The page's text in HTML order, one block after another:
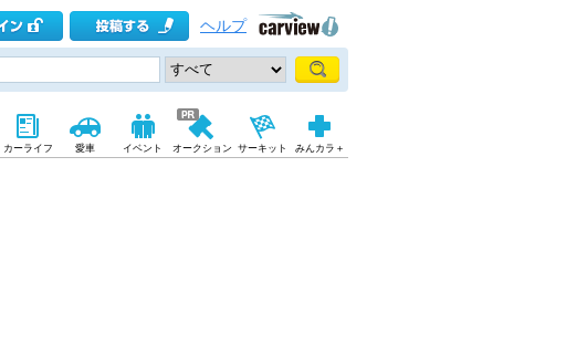
ヘルプ
カーライフ 愛車 イベント オークション サーキット みんカラ＋